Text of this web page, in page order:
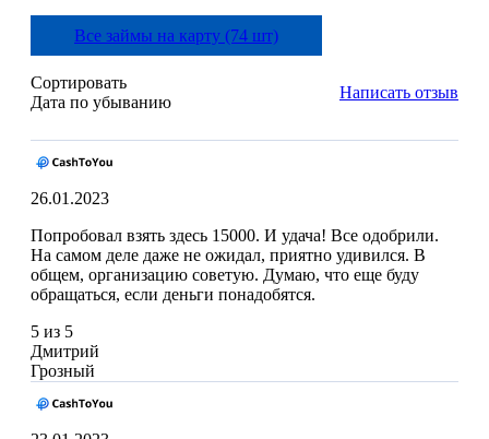
Все займы на карту (74 шт)
Сортировать
Дата по убыванию
Написать отзыв
26.01.2023
Попробовал взять здесь 15000. И удача! Все одобрили.
На самом деле даже не ожидал, приятно удивился. В
общем, организацию советую. Думаю, что еще буду
обращаться, если деньги понадобятся.
5 из 5
Дмитрий
Грозный